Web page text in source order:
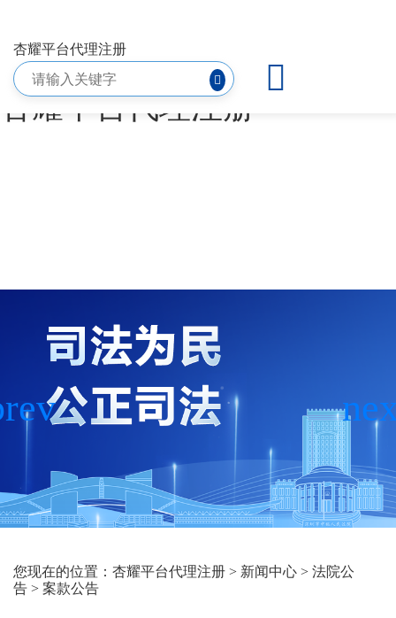
（2025）粤0304执4436号
向案外人发放案款案件公示-
杏耀平台代理注册
杏耀平台代理注册
您现在的位置： 杏耀平台代理注册 > 新闻中心 > 法院公
告 > 案款公告